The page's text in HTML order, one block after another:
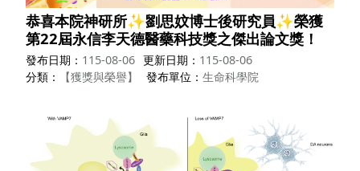
恭喜本院神研所✨劉思妏博士後研究員✨榮獲
第22屆永信李天德醫藥科技獎之傑出論文獎！
發布日期 115-08-06 更新日期
115-08-06
分類
【獲獎與榮譽】 發布單位 生命科學院